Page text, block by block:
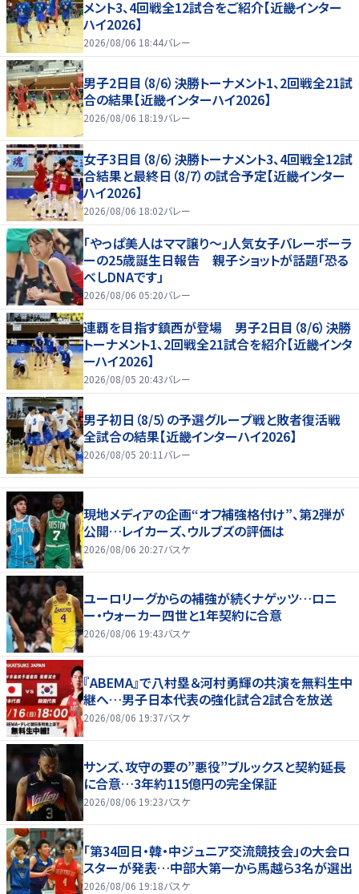
メント3、4回戦全12試合をご紹介【近畿インター
ハイ2026】
2026/08/06 18:44バレー
男子2日目（8/6）決勝トーナメント1、2回戦全21試
合の結果【近畿インターハイ2026】
2026/08/06 18:19バレー
女子3日目（8/6）決勝トーナメント3、4回戦全12試
合結果と最終日（8/7）の試合予定【近畿インター
ハイ2026】
2026/08/06 18:02バレー
「やっぱ美人はママ譲り～」人気女子バレーボーラ
ーの25歳誕生日報告 親子ショットが話題「恐る
べしDNAです」
2026/08/06 05:20バレー
連覇を目指す鎮西が登場 男子2日目（8/6）決勝
トーナメント1、2回戦全21試合を紹介【近畿インタ
ーハイ2026】
2026/08/05 20:43バレー
男子初日（8/5）の予選グループ戦と敗者復活戦
全試合の結果【近畿インターハイ2026】
2026/08/05 20:11バレー
現地メディアの企画“オフ補強格付け”、第2弾が
公開…レイカーズ、ウルブズの評価は
2026/08/06 20:27バスケ
ユーロリーグからの補強が続くナゲッツ…ロニ
ー・ウォーカー四世と1年契約に合意
2026/08/06 19:43バスケ
『ABEMA』で八村塁＆河村勇輝の共演を無料生中
継へ…男子日本代表の強化試合2試合を放送
2026/08/06 19:37バスケ
サンズ、攻守の要の”悪役”ブルックスと契約延長
に合意…3年約115億円の完全保証
2026/08/06 19:23バスケ
「第34回日・韓・中ジュニア交流競技会」の大会ロ
スターが発表…中部大第一から馬越ら3名が選出
2026/08/06 19:18バスケ